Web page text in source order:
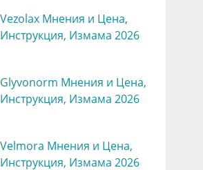
Vezolax Мнения и Цена,
Инструкция, Измама 2026
Glyvonorm Мнения и Цена,
Инструкция, Измама 2026
Velmora Мнения и Цена,
Инструкция, Измама 2026